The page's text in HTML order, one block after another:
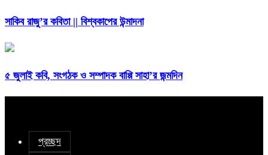
সাকিব রাজু’র কবিতা || বিশ্বকাপের উন্মাদনা
৫ জুলাই কবি, সংগঠক ও সম্পাদক বাপ্পি সাহা’র জন্মদিন
প্রচ্ছদ